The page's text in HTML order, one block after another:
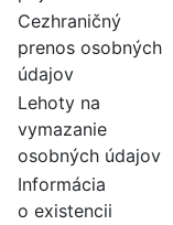
Cezhraničný
prenos osobných
údajov
Lehoty na
vymazanie
osobných údajov
Informácia
o existencii